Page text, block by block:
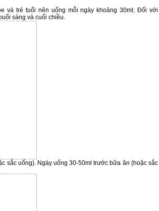
và trẻ tuổi nên uống mỗi ngày khoảng 30ml; Đối với
sáng và cuối chiều.
sắc uống). Ngày uống 30-50ml trước bữa ăn (hoặc sắc